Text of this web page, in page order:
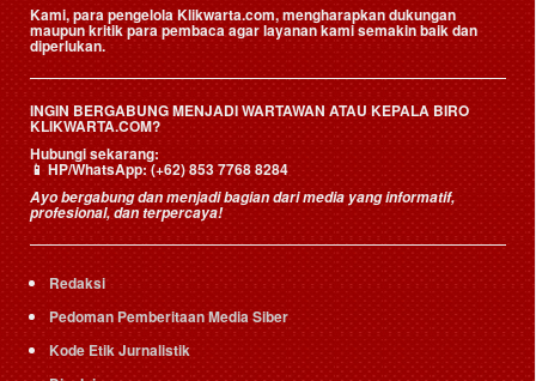
Kami, para pengelola Klikwarta.com, mengharapkan dukungan
maupun kritik para pembaca agar layanan kami semakin baik dan
diperlukan.
INGIN BERGABUNG MENJADI WARTAWAN ATAU KEPALA BIRO
KLIKWARTA.COM?
Hubungi sekarang:
📱HP/WhatsApp:(+62) 853 7768 8284
Ayo bergabung dan menjadi bagian dari media yang informatif,
profesional, dan terpercaya!
Redaksi
Pedoman Pemberitaan Media Siber
Kode Etik Jurnalistik